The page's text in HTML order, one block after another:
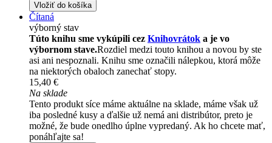
Vložiť do košíka
Čítaná
výborný stav
Túto knihu sme vykúpili cez Knihovrátok a je vo
výbornom stave.Rozdiel medzi touto knihou a novou by ste
asi ani nespoznali. Knihu sme označili nálepkou, ktorá môže
na niektorých obaloch zanechať stopy.
15,40 €
Na sklade
Tento produkt síce máme aktuálne na sklade, máme však už
iba posledné kusy a ďalšie už nemá ani distribútor, preto je
možné, že bude onedlho úplne vypredaný. Ak ho chcete mať,
ponáhľajte sa!